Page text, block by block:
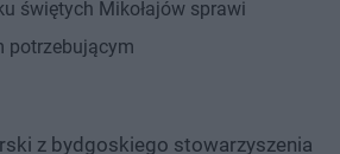
świętych Mikołajów sprawi
potrzebującym
z bydgoskiego stowarzyszenia